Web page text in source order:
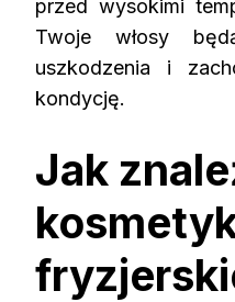
przed wysokimi
Twoje włosy
uszkodzenia i
kondycję.
Jak